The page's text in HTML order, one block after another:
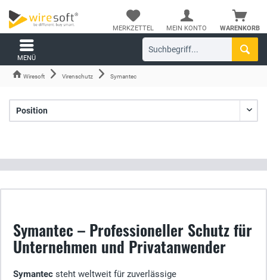
WARENKORB
MERKZETTEL MEIN KONTO
MENÜ
Wiresoft Virenschutz Symantec
Symantec – Professioneller Schutz für
Unternehmen und Privatanwender
Symantec steht weltweit für zuverlässige